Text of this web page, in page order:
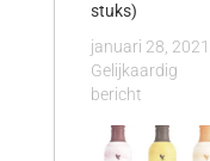
stuks)
januari 28, 2021
Gelijkaardig
bericht